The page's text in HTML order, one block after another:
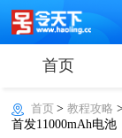
首页
首页>教程攻略
首发11000mAh电池